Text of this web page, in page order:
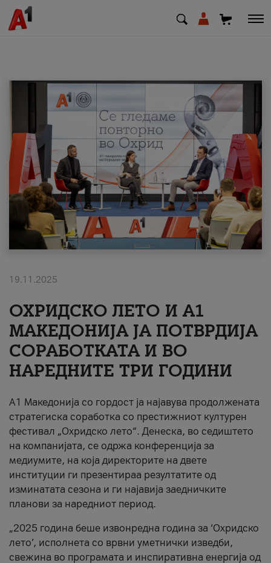
МК SQ
Приватни Деловни
Поддршка
Надополни кредит
#ПодобарОнлајн
19.11.2025
ОХРИДСКО ЛЕТО И A1
МАКЕДОНИЈА ЈА ПОТВРДИЈА
СОРАБОТКАТА И ВО
НАРЕДНИТЕ ТРИ ГОДИНИ
A1 Македонија со гордост ја најавува продолжената
стратегиска соработка со престижниот културен
фестивал „Охридско лето“. Денеска, во седиштето
на компанијата, се одржа конференција за
медиумите, на која директорите на двете
институции ги презентираа резултатите од
изминатата сезона и ги најавија заедничките
планови за наредниот период.
„2025 година беше извонредна година за ‘Охридско
лето’, исполнета со врвни уметнички изведби,
свежина во програмата и инспиративна енергија од